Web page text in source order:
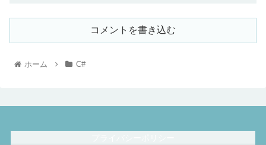
コメントを書き込む
ホーム C#